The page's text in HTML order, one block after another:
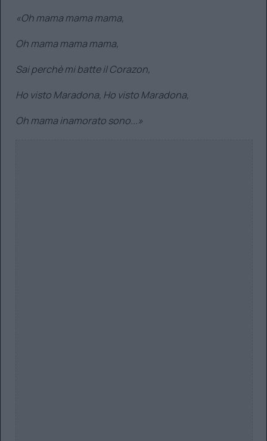
«Oh mama mama mama,
Oh mama mama mama,
Sai perchè mi batte il Corazon,
Ho visto Maradona, Ho visto Maradona,
Oh mama inamorato sono...»